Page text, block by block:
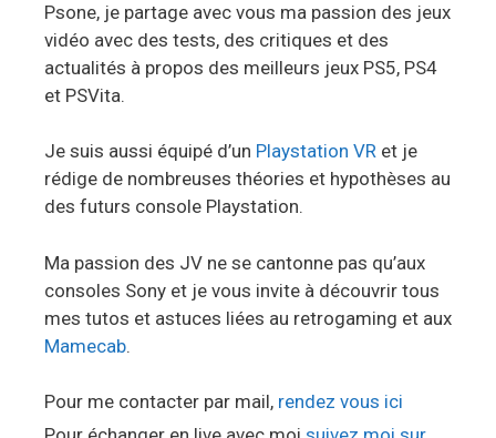
Psone, je partage avec vous ma passion des jeux
vidéo avec des tests, des critiques et des
actualités à propos des meilleurs jeux PS5, PS4
et PSVita.
Je suis aussi équipé d’un Playstation VR et je
rédige de nombreuses théories et hypothèses au
des futurs console Playstation.
Ma passion des JV ne se cantonne pas qu’aux
consoles Sony et je vous invite à découvrir tous
mes tutos et astuces liées au retrogaming et aux
Mamecab.
Pour me contacter par mail, rendez vous ici